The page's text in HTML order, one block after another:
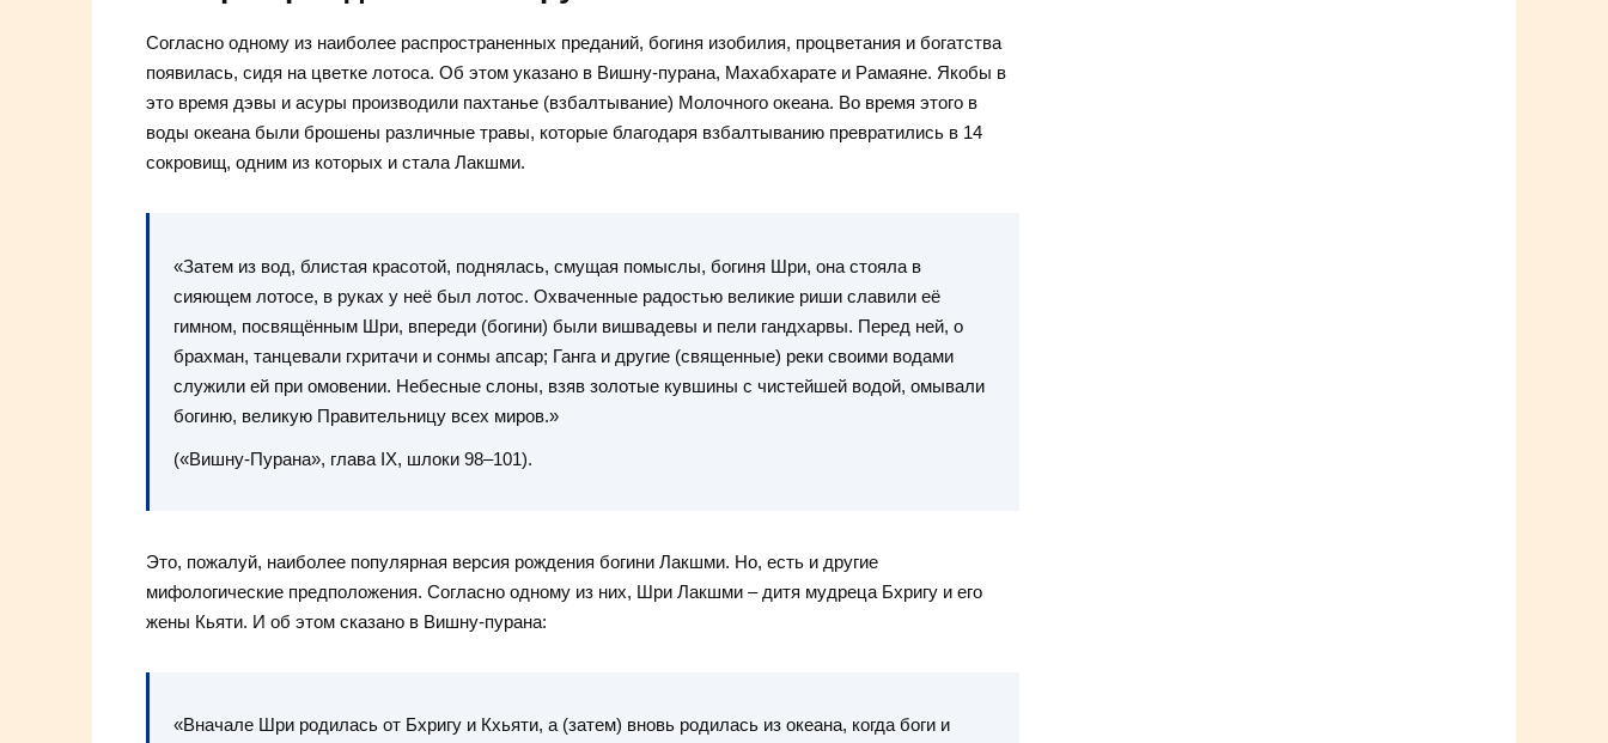
Согласно одному из наиболее распространенных преданий, богиня изобилия, процветания и богатства
появилась, сидя на цветке лотоса. Об этом указано в Вишну-пурана, Махабхарате и Рамаяне. Якобы в
это время дэвы и асуры производили пахтанье (взбалтывание) Молочного океана. Во время этого в
воды океана были брошены различные травы, которые благодаря взбалтыванию превратились в 14
сокровищ, одним из которых и стала Лакшми.
«Затем из вод, блистая красотой, поднялась, смущая помыслы, богиня Шри, она стояла в
сияющем лотосе, в руках у неё был лотос. Охваченные радостью великие риши славили её
гимном, посвящённым Шри, впереди (богини) были вишвадевы и пели гандхарвы. Перед ней, о
брахман, танцевали гхритачи и сонмы апсар; Ганга и другие (священные) реки своими водами
служили ей при омовении. Небесные слоны, взяв золотые кувшины с чистейшей водой, омывали
богиню, великую Правительницу всех миров.»
(«Вишну-Пурана», глава IX, шлоки 98–101).
Это, пожалуй, наиболее популярная версия рождения богини Лакшми. Но, есть и другие
мифологические предположения. Согласно одному из них, Шри Лакшми – дитя мудреца Бхригу и его
жены Кьяти. И об этом сказано в Вишну-пурана:
«Вначале Шри родилась от Бхригу и Кхьяти, а (затем) вновь родилась из океана, когда боги и